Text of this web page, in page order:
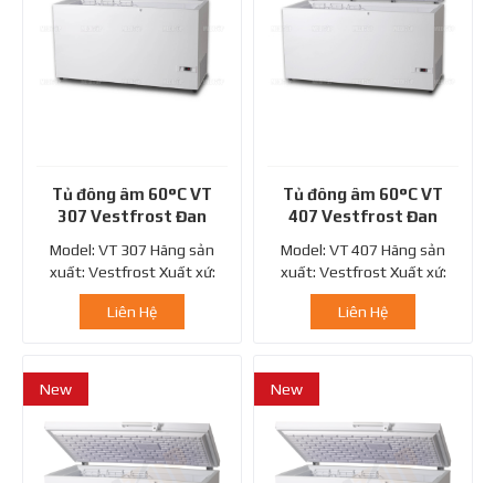
Tủ đông âm 60°C VT
307 Vestfrost Đan
Model: VT 307 Hãng sản
xuất: Vestfrost Xuất xứ:
Đan Mạch
Liên Hệ
Tủ đông âm 60°C VT
407 Vestfrost Đan
Model: VT 407 Hãng sản
xuất: Vestfrost Xuất xứ:
Đan Mạch
Liên Hệ
New New